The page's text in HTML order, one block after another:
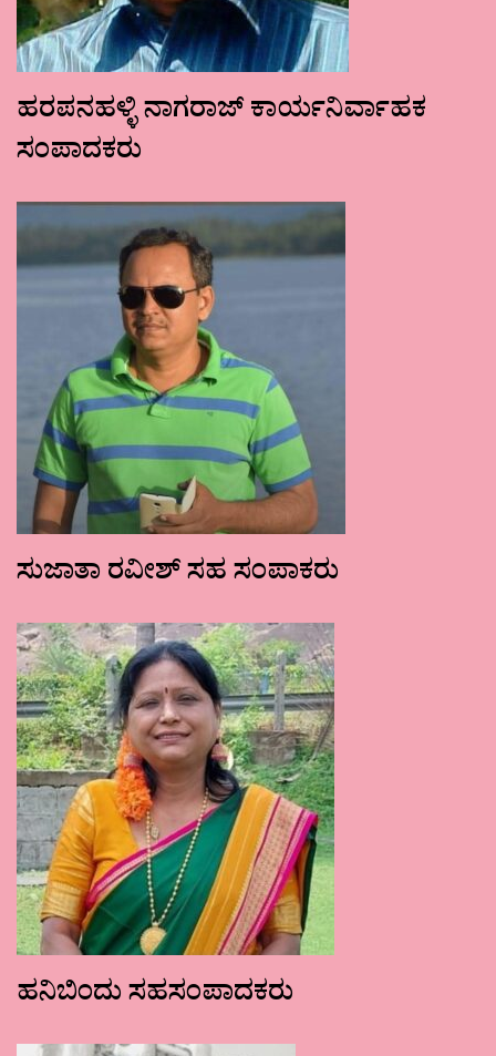
ಹರಪನಹಳ್ಳಿ ನಾಗರಾಜ್ ಕಾರ್ಯನಿರ್ವಾಹಕ
ಸಂಪಾದಕರು
ಸುಜಾತಾ ರವೀಶ್ ಸಹ ಸಂಪಾಕರು
ಹನಿಬಿಂದು ಸಹಸಂಪಾದಕರು